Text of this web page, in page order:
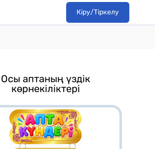
Кіру/Тіркелу
Осы аптаның үздік
көрнекіліктері